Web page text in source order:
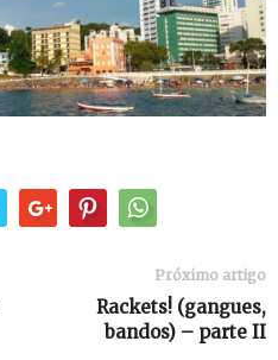
Próximo artigo
Rackets! (gangues,
bandos) – parte II